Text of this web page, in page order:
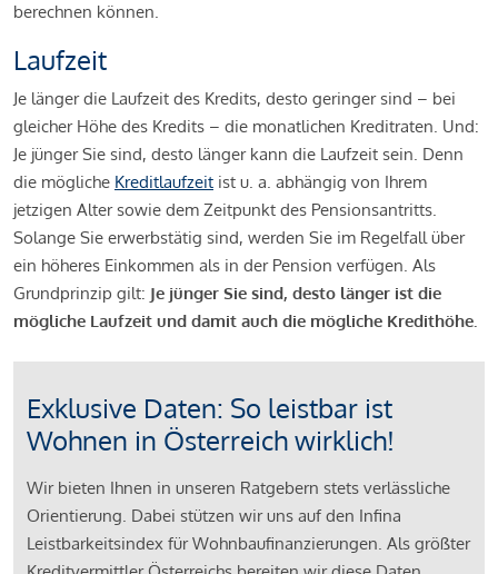
berechnen können.
Laufzeit
Je länger die Laufzeit des Kredits, desto geringer sind – bei
gleicher Höhe des Kredits – die monatlichen Kreditraten. Und:
Je jünger Sie sind, desto länger kann die Laufzeit sein. Denn
die mögliche Kreditlaufzeit ist u. a. abhängig von Ihrem
jetzigen Alter sowie dem Zeitpunkt des Pensionsantritts.
Solange Sie erwerbstätig sind, werden Sie im Regelfall über
ein höheres Einkommen als in der Pension verfügen. Als
Grundprinzip gilt: Je jünger Sie sind, desto länger ist die
mögliche Laufzeit und damit auch die mögliche Kredithöhe.
Exklusive Daten: So leistbar ist
Wohnen in Österreich wirklich!
Wir bieten Ihnen in unseren Ratgebern stets verlässliche
Orientierung. Dabei stützen wir uns auf den Infina
Leistbarkeitsindex für Wohnbaufinanzierungen. Als größter